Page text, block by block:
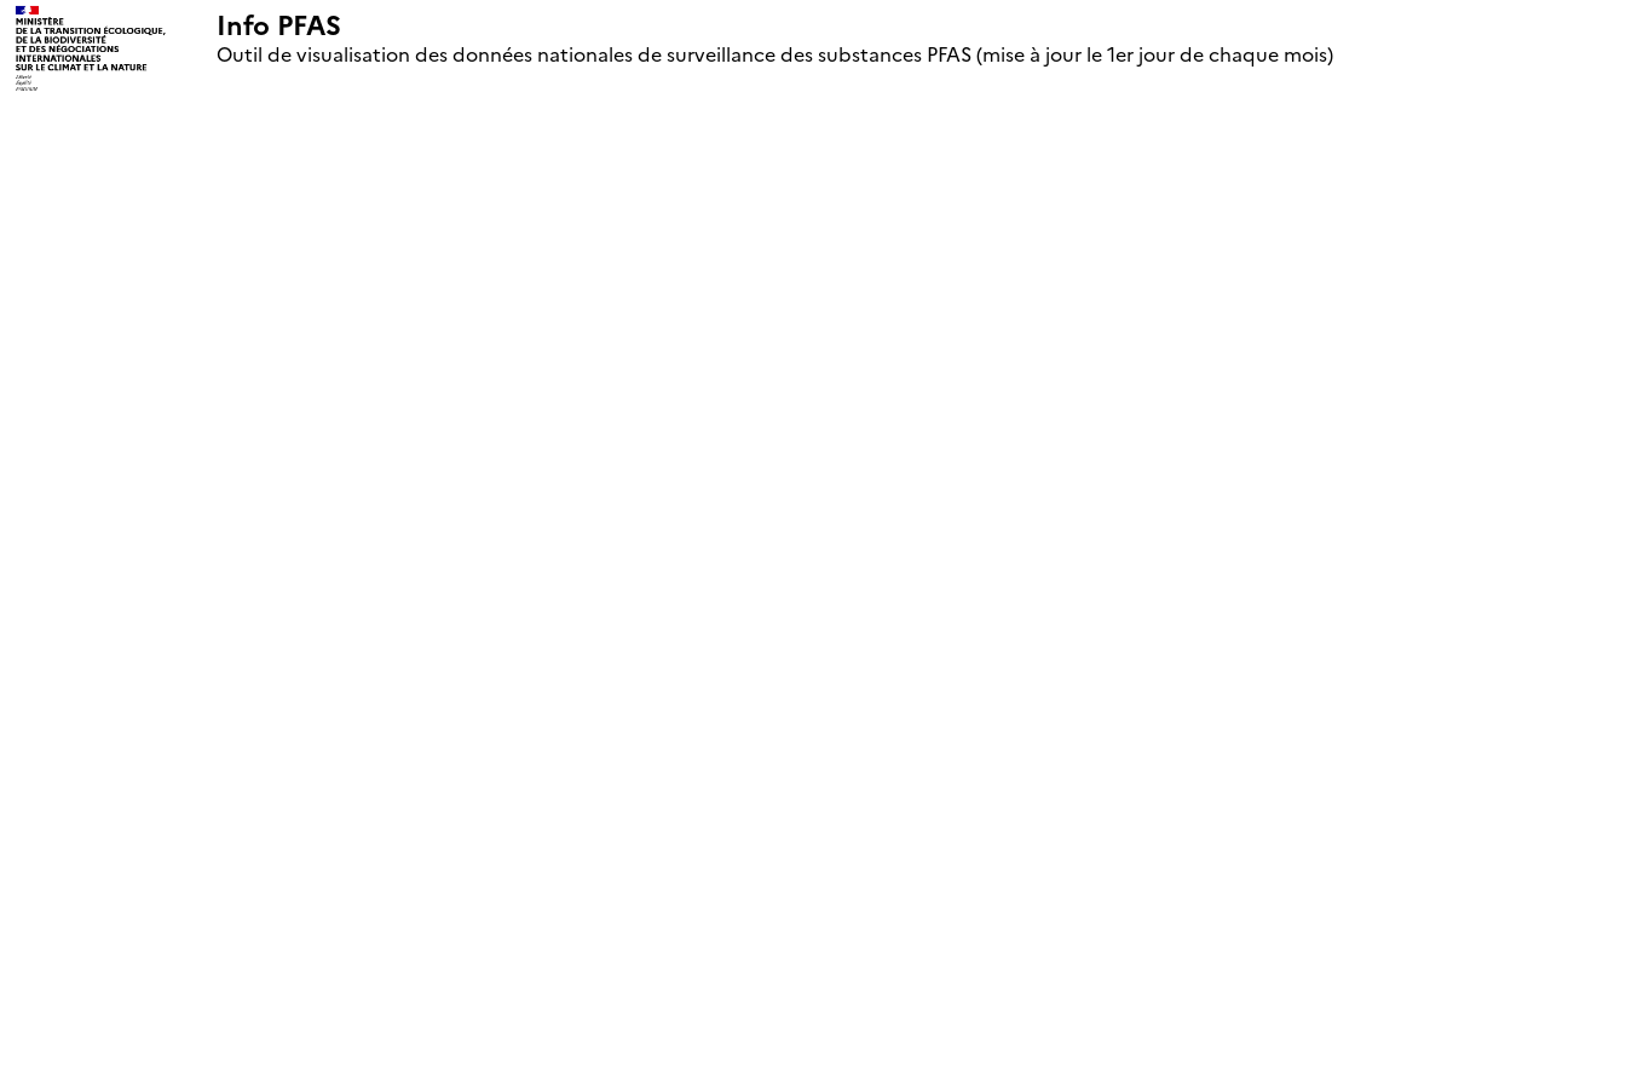
Info PFAS
Outil de visualisation des données nationales de surveillance des substances PFAS (mise à jour le 1er jour de chaque mois)
+
–